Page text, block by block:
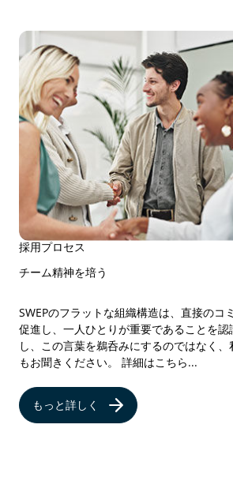
採用プロセス
チーム精神を培う
SWEPのフラットな組織構造は、直接のコ
促進し、一人ひとりが重要であることを
し、この言葉を鵜呑みにするのではなく
もお聞きください。 詳細はこちら...
もっと詳しく